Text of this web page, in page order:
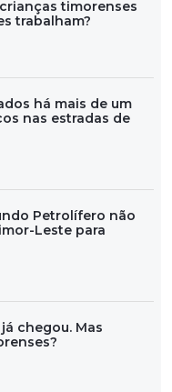
timorenses
trabalham?
há mais de um
nas estradas de
Petrolífero não
Leste para
chegou. Mas